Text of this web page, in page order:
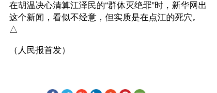
在胡温决心清算江泽民的“群体灭绝罪”时，新华网出
这个新闻，看似不经意，但实质是在点江的死穴。
△